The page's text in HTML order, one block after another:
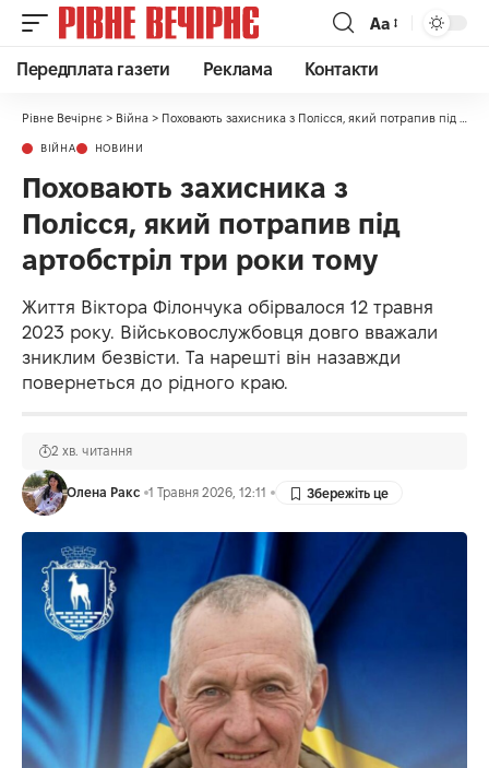
Аа
Передплата газети Реклама Контакти
Рівне Вечірнє > Війна > Поховають захисника з Полісся, який потрапив під артобстріл три роки тому
ВІЙНА НОВИНИ
Поховають захисника з
Полісся, який потрапив під
артобстріл три роки тому
Життя Віктора Філончука обірвалося 12 травня
2023 року. Військовослужбовця довго вважали
зниклим безвісти. Та нарешті він назавжди
повернеться до рідного краю.
Олена Ракс 1 Травня 2026, 12:11
2 хв. читання